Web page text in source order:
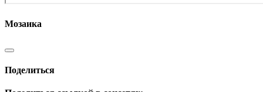
Мозаика
Поделиться